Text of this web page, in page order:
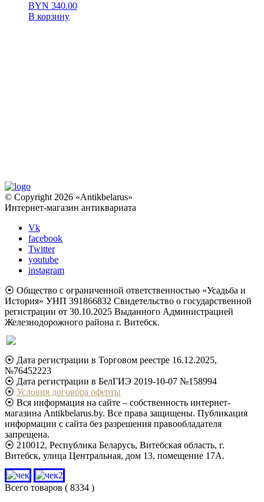
BYN 340.00
В корзину
© Copyright 2026 «Antikbelarus»
Интернет-магазин антиквариата
Vk
facebook
Twitter
youtube
instagram
⦿ Общество с ограниченной ответственностью «Усадьба и
История» УНП 391866832 Свидетельство о государственной
регистрации от 30.10.2025 Выданного Администрацией
Железнодорожного района г. Витебск.
⦿ Дата регистрации в Торговом реестре 16.12.2025,
№76452223
⦿ Дата регистрации в БелГИЭ 2019-10-07 №158994
⦿ Условия договора оферты
⦿ Вся информация на сайте – собственность интернет-
магазина Antikbelarus.by. Все права защищены. Публикация
информации с сайта без разрешения правообладателя
запрещена.
⦿ 210012, Республика Беларусь, Витебская область, г.
Витебск, улица Центральная, дом 13, помещение 17А.
Всего товаров ( 8334 )